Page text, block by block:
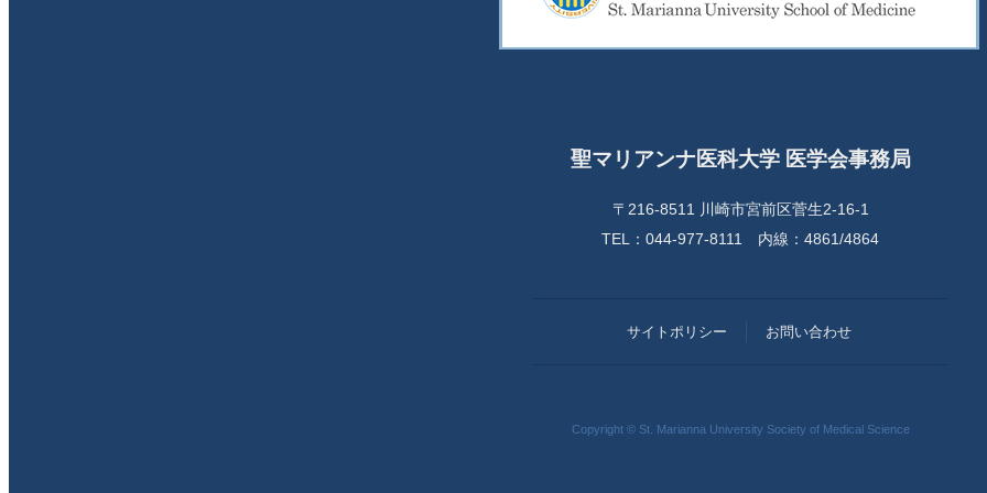
聖マリアンナ医科大学 医学会事務局
〒216-8511 川崎市宮前区菅生2-16-1
TEL：044-977-8111 内線：4861/4864
サイトポリシー お問い合わせ
Copyright © St. Marianna University Society of Medical Science